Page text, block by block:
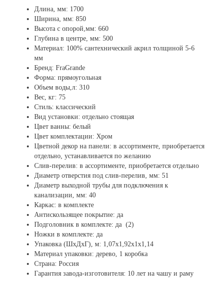
Длина, мм: 1700
Ширина, мм: 850
Высота с опорой,мм: 660
Глубина в центре, мм: 500
Материал: 100% сантехнический акрил толщиной 5-6
мм
Бренд: FraGrande
Форма: прямоугольная
Объем воды,л: 310
Вес, кг: 75
Стиль: классический
Вид установки: отдельно стоящая
Цвет ванны: белый
Цвет комплектации: Хром
Цветной декор на панели: в ассортименте, приобретается
отдельно, устанавливается по желанию
Слив-перелив: в ассортименте, приобретается отдельно
Диаметр отверстия под слив-перелив, мм: 51
Диаметр выходной трубы для подключения к
канализации, мм: 40
Каркас: в комплекте
Антискользящее покрытие: да
Подголовник в комплекте: да (2)
Ножки в комплекте: да
Упаковка (ШхДхГ), м: 1,07х1,92х1х1,14
Материал упаковки: дерево, 1 коробка
Страна: Россия
Гарантия завода-изготовителя: 10 лет на чашу и раму